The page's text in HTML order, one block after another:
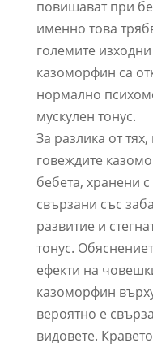
повишават при
именно това
големите
казоморфин са
нормално
мускулен тонус.
За разлика от
говеждите
бебета, хранени
свързани със
развитие и
тонус.
ефекти на
казоморфин
вероятно е
видовете.